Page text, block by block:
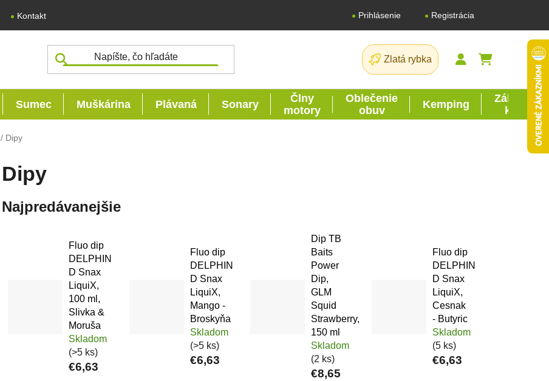
Kontakt Prihlásenie Registrácia
Zlatá rybka
NÁKUPNÝ
Sumec Muškárina Plávaná Sonary
Člny
motory
Oblečenie
obuv
Kemping
Záhrada
kutil
/ Dipy
Dipy
Najpredávanejšie
Fluo dip
DELPHIN
D Snax
LiquiX,
100 ml,
Slivka &
Moruša
Skladom
(>5 ks)
€6,63
Fluo dip
DELPHIN
D Snax
LiquiX,
Mango -
Broskyňa
Skladom
(>5 ks)
€6,63
Dip TB
Baits
Power
Dip,
GLM
Squid
Strawberry,
150 ml
Skladom
(2 ks)
€8,65
Fluo dip
DELPHIN
D Snax
LiquiX,
Cesnak
- Butyric
Skladom
(5 ks)
€6,63